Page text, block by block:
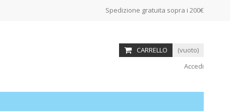
Spedizione gratuita sopra i 200€
CARRELLO
(vuoto)
Accedi